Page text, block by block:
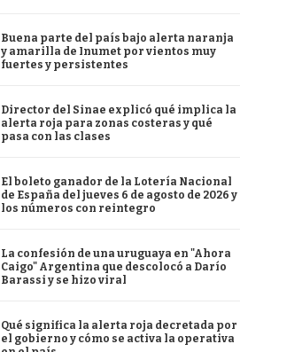
Buena parte del país bajo alerta naranja
y amarilla de Inumet por vientos muy
fuertes y persistentes
Director del Sinae explicó qué implica la
alerta roja para zonas costeras y qué
pasa con las clases
El boleto ganador de la Lotería Nacional
de España del jueves 6 de agosto de 2026 y
los números con reintegro
La confesión de una uruguaya en "Ahora
Caigo" Argentina que descolocó a Darío
Barassi y se hizo viral
Qué significa la alerta roja decretada por
el gobierno y cómo se activa la operativa